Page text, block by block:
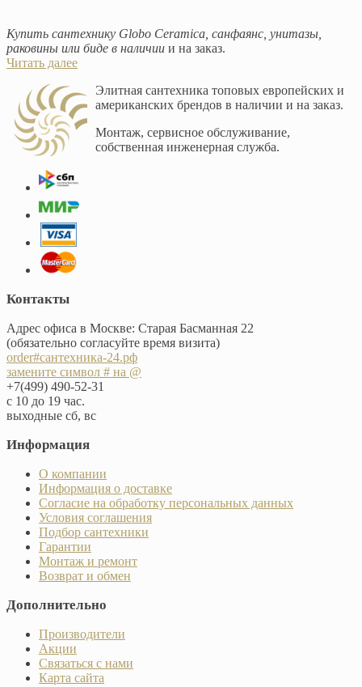
Купить сантехнику Globo Ceramica, санфаянс, унитазы,
раковины или биде в наличии и на заказ.
Читать далее
Элитная сантехника топовых европейских и
американских брендов в наличии и на заказ.
Монтаж, сервисное обслуживание,
собственная инженерная служба.
Контакты
Адрес офиса в Москве: Старая Басманная 22
(обязательно согласуйте время визита)
order#сантехника-24.рф
замените символ # на @
+7(499) 490-52-31
с 10 до 19 час.
выходные сб, вс
Информация
О компании
Информация о доставке
Согласие на обработку персональных данных
Условия соглашения
Подбор сантехники
Гарантии
Монтаж и ремонт
Возврат и обмен
Дополнительно
Производители
Акции
Связаться с нами
Карта сайта